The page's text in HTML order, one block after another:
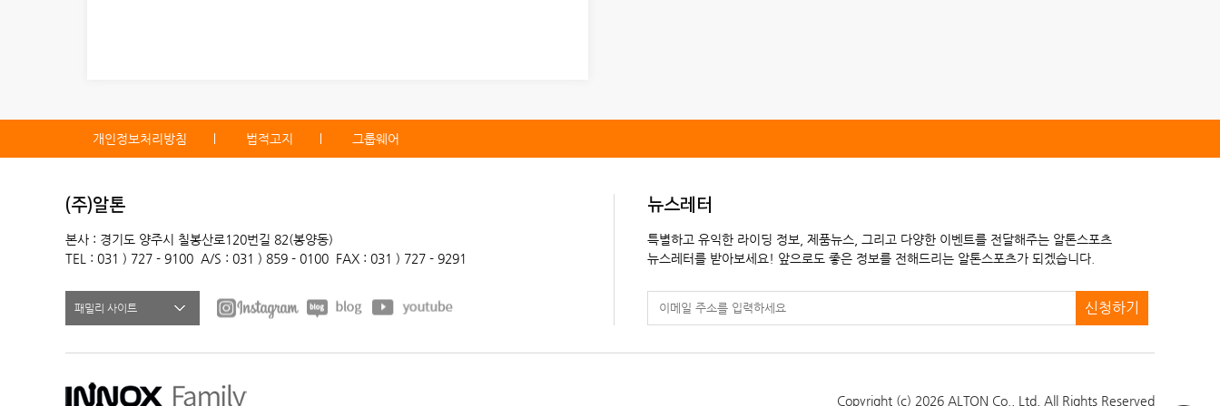
개인정보처리방침 법적고지 그룹웨어
(주)알톤
본사 : 경기도 양주시 칠봉산로120번길 82(봉양동)
TEL : 031 ) 727 - 9100 A/S : 031 ) 859 - 0100 FAX : 031 ) 727 - 9291
패밀리 사이트
뉴스레터
특별하고 유익한 라이딩 정보, 제품뉴스, 그리고 다양한 이벤트를 전달해주는 알톤스포츠
뉴스레터를 받아보세요! 앞으로도 좋은 정보를 전해드리는 알톤스포츠가 되겠습니다.
신청하기
Copyright (c) 2026 ALTON Co., Ltd, All Rights Reserved